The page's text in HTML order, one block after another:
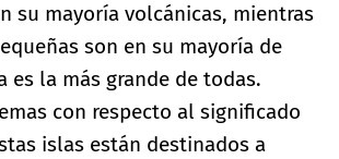
su mayoría volcánicas, mientras
son en su mayoría de
es la más grande de todas.
con respecto al significado
islas están destinados a